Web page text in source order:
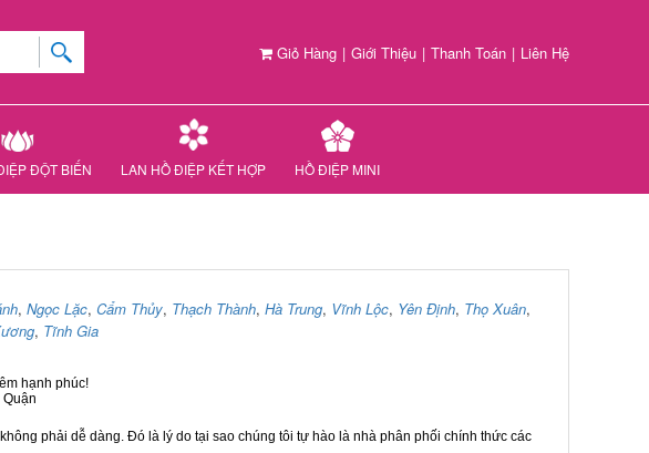
Giỏ Hàng | Giới Thiệu | Thanh Toán | Liên Hệ
ĐỘT BIẾN LAN HỒ ĐIỆP KẾT HỢP HỒ ĐIỆP MINI
, Ngọc Lặc, Cẩm Thủy, Thạch Thành, Hà Trung, Vĩnh Lộc, Yên Định, Thọ Xuân,
, Tĩnh Gia
hạnh phúc!
phải dễ dàng. Đó là lý do tại sao chúng tôi tự hào là nhà phân phối chính thức các